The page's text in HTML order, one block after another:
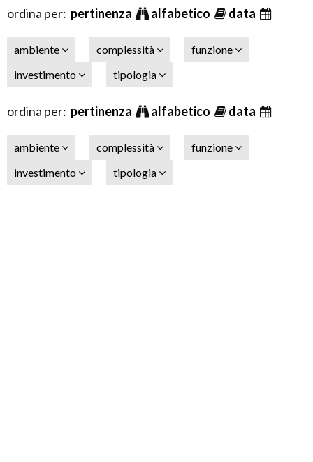
ordina per: pertinenza alfabetico data
ambiente complessità
funzione
investimento
tipologia
ordina per: pertinenza alfabetico data
ambiente complessità
funzione
investimento
tipologia